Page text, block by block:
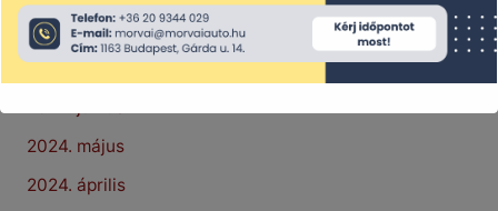
2024. augusztus
2024. július
2024. május
2024. április